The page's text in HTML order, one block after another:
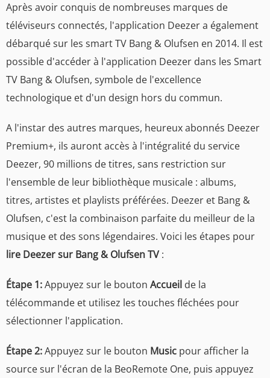
Après avoir conquis de nombreuses marques de
téléviseurs connectés, l'application Deezer a également
débarqué sur les smart TV Bang & Olufsen en 2014. Il est
possible d'accéder à l'application Deezer dans les Smart
TV Bang & Olufsen, symbole de l'excellence
technologique et d'un design hors du commun.
A l'instar des autres marques, heureux abonnés Deezer
Premium+, ils auront accès à l'intégralité du service
Deezer, 90 millions de titres, sans restriction sur
l'ensemble de leur bibliothèque musicale : albums,
titres, artistes et playlists préférées. Deezer et Bang &
Olufsen, c'est la combinaison parfaite du meilleur de la
musique et des sons légendaires. Voici les étapes pour
lire Deezer sur Bang & Olufsen TV:
Étape 1:Appuyez sur le bouton Accueil de la
télécommande et utilisez les touches fléchées pour
sélectionner l'application.
Étape 2:Appuyez sur le bouton Music pour afficher la
source sur l'écran de la BeoRemote One, puis appuyez